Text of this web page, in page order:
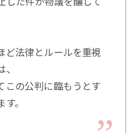
ど法律とルールを重視
この公判に臨もうとす
。